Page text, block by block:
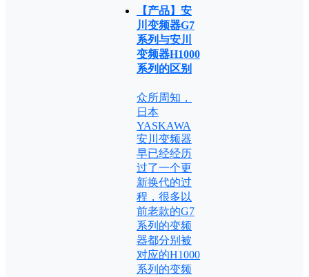
【产品】安
川变频器G7
系列与安川
变频器H1000
系列的区别
众所周知，
日本
YASKAWA
安川变频器
早已经经历
过了一个更
新换代的过
程，很多以
前老款的G7
系列的变频
器都分别被
对应的H1000
系列的变频